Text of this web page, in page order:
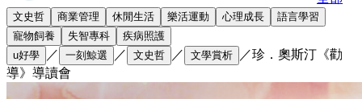
文史哲 商業管理 休閒生活 樂活運動 心理成長
語言學習
寵物飼養
失智專科
疾病照護
u好學
／ 一刻鯨選 ／ 文史哲 ／ 文學賞析 ／珍．奧斯汀《勸
導》導讀會